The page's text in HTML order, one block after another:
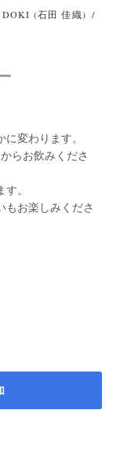
(石田 佳織) /
変わります。
らお飲みくださ
。
もお楽しみくださ